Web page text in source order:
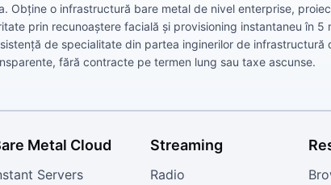
Obține o infrastructură bare metal de nivel enterprise,
prin recunoaștere facială și provisioning instantaneu în 5
de specialitate din partea inginerilor de infrastructură
fără contracte pe termen lung sau taxe ascunse.
Metal Cloud
Servers
Streaming
Radio